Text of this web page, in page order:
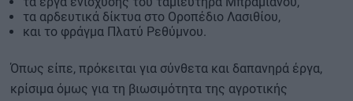
τα αρδευτικά δίκτυα στο Οροπέδιο Λασιθίου,
και το φράγμα Πλατύ Ρεθύμνου.
Όπως είπε, πρόκειται για σύνθετα και δαπανηρά έργα,
κρίσιμα όμως για τη βιωσιμότητα της αγροτικής